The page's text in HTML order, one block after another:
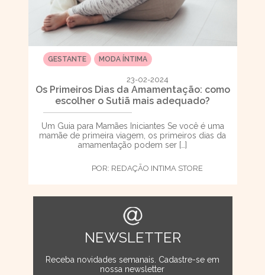
GESTANTE MODA ÍNTIMA
23-02-2024
Os Primeiros Dias da Amamentação: como
escolher o Sutiã mais adequado?
Um Guia para Mamães Iniciantes Se você é uma
mamãe de primeira viagem, os primeiros dias da
amamentação podem ser […]
POR: REDAÇÃO INTIMA STORE
NEWSLETTER
Receba novidades semanais. Cadastre-se em
nossa newsletter